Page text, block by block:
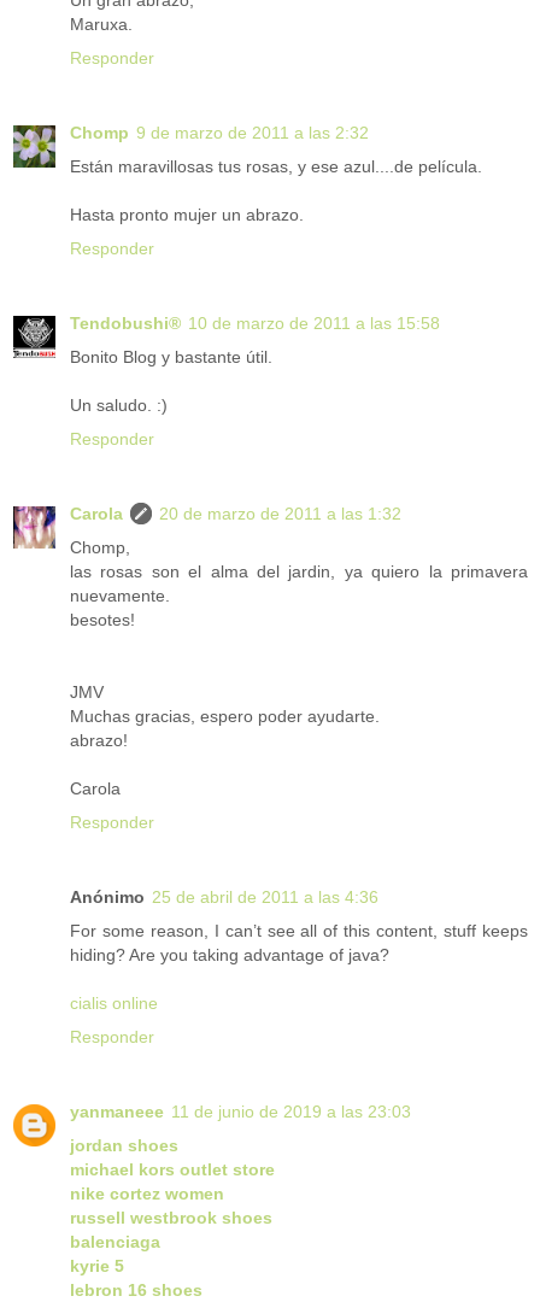
Maruxa.
Responder
Chomp 9 de marzo de 2011 a las 2:32
Están maravillosas tus rosas, y ese azul....de película.
Hasta pronto mujer un abrazo.
Responder
Tendobushi® 10 de marzo de 2011 a las 15:58
Bonito Blog y bastante útil.
Un saludo. :)
Responder
Carola
20 de marzo de 2011 a las 1:32
Chomp,
las rosas son el alma del jardin, ya quiero la primavera
nuevamente.
besotes!
JMV
Muchas gracias, espero poder ayudarte.
abrazo!
Carola
Responder
Anónimo 25 de abril de 2011 a las 4:36
For some reason, I can’t see all of this content, stuff keeps
hiding? Are you taking advantage of java?
cialis online
Responder
yanmaneee 11 de junio de 2019 a las 23:03
jordan shoes
michael kors outlet store
nike cortez women
russell westbrook shoes
balenciaga
kyrie 5
lebron 16 shoes